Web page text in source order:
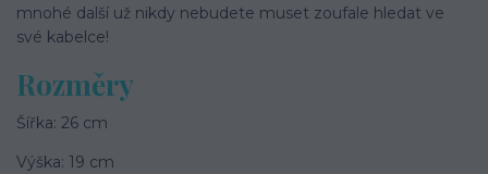
mnohé další už nikdy nebudete muset zoufale hledat ve
své kabelce!
Rozměry
Šířka: 26 cm
Výška: 19 cm